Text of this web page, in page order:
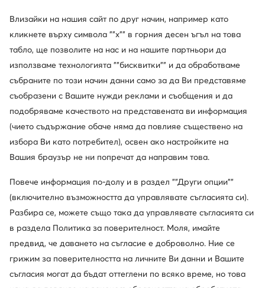
Използвайте MODIVOclub Научете повече
Отстъпки само
за членовете на клуба
30 дни за връщане за членовете на клуба
14 дни за останалите
10% кешбек в MODIVOclub GOLD
Кешбекът се комбинира с всяка
промоция и разпродажба
Изтеглете приложение
Влизайки на нашия сайт по друг начин, например като
кликнете върху символа ""x"" в горния десен ъгъл на това
табло, ще позволите на нас и на нашите партньори да
използваме технологията ""бисквитки"" и да обработваме
събраните по този начин данни само за да Ви представяме
съобразени с Вашите нужди реклами и съобщения и да
подобряваме качеството на представената ви информация
(чието съдържание обаче няма да повлияе съществено на
избора Ви като потребител), освен ако настройките на
Вашия браузър не ни попречат да направим това.
Повече информация по-долу и в раздел ""Други опции""
(включително възможността да управлявате съгласията си).
Разбира се, можете също така да управлявате съгласията си
в раздела Политика за поверителност. Моля, имайте
предвид, че даването на съгласие е доброволно. Ние се
грижим за поверителността на личните Ви данни и Вашите
съгласия могат да бъдат оттеглени по всяко време, но това